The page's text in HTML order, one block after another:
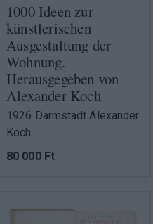
1000 Ideen zur
künstlerischen
Ausgestaltung der
Wohnung.
Herausgegeben von
Alexander Koch
1926 Darmstadt Alexander
Koch
80 000 Ft